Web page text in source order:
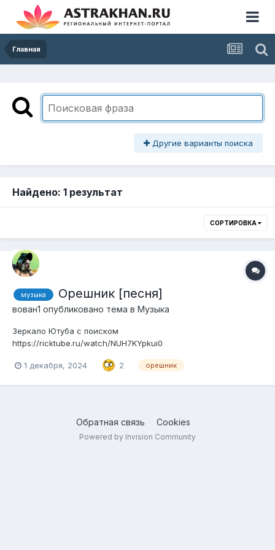
Главная
Другие варианты поиска
Найдено: 1 результат
СОРТИРОВКА
музыка Орешник [песня]
вован1 опубликовано тема в Музыка
Зеркало Ютуба с поиском
https://ricktube.ru/watch/NUH7KYpkui0
1 декабря, 2024 2 орешник
Обратная связь Cookies
Powered by Invision Community